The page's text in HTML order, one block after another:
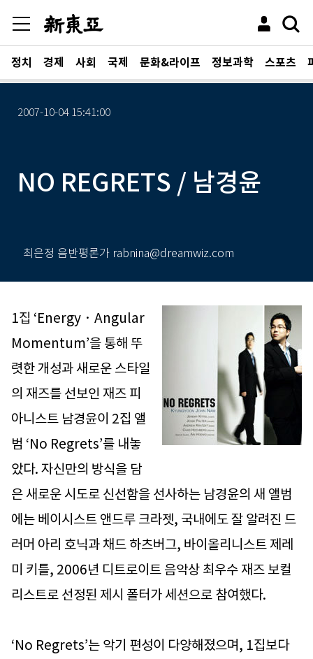
정치 경제 사회 국제 문화&라이프 정보과학 스포츠
2007-10-04 15:41:00
NO REGRETS / 남경윤
최은정 음반평론가 rabnina@dreamwiz.com
1집 ‘Energy · Angular
Momentum’을 통해 뚜
렷한 개성과 새로운 스타일
의 재즈를 선보인 재즈 피
아니스트 남경윤이 2집 앨
범 ‘No Regrets’를 내놓
았다. 자신만의 방식을 담
은 새로운 시도로 신선함을 선사하는 남경윤의 새 앨범
에는 베이시스트 앤드루 크라젯, 국내에도 잘 알려진 드
러머 아리 호닉과 채드 하츠버그, 바이올리니스트 제레
미 키틀, 2006년 디트로이트 음악상 최우수 재즈 보컬
리스트로 선정된 제시 폴터가 세션으로 참여했다.
‘No Regrets’는 악기 편성이 다양해졌으며, 1집보다